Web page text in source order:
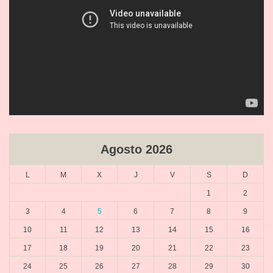
Agosto 2026
L M X J V S D
1 2
3 4 5 6 7 8 9
10 11 12 13 14 15 16
17 18 19 20 21 22 23
24 25 26 27 28 29 30